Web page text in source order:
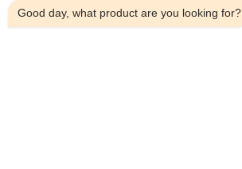
Good day, what product are you looking for?